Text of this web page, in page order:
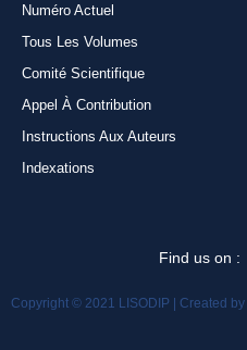
Numéro Actuel
Tous Les Volumes
Comité Scientifique
Appel À Contribution
Instructions Aux Auteurs
Indexations
Copyright © 2021 LISODIP | Created by
Find us on :